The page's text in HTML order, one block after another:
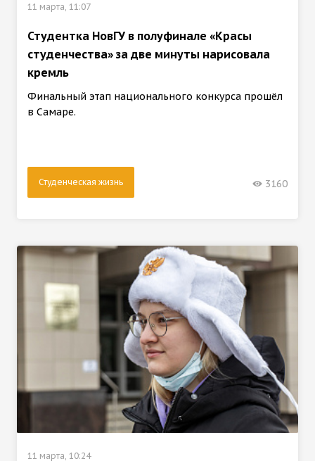
11 марта, 11:07
Студентка НовГУ в полуфинале «Красы
студенчества» за две минуты нарисовала
кремль
Финальный этап национального конкурса прошёл
в Самаре.
Студенческая жизнь 3160
11 марта, 10:24